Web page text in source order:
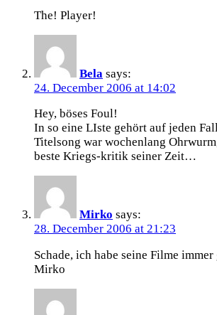
The! Player!
Bela says:
24. December 2006 at 14:02
Hey, böses Foul!
In so eine LIste gehört auf jeden
Titelsong war wochenlang
beste Kriegs-kritik seiner Zeit…
Mirko says:
28. December 2006 at 21:23
Schade, ich habe seine Filme immer
Mirko